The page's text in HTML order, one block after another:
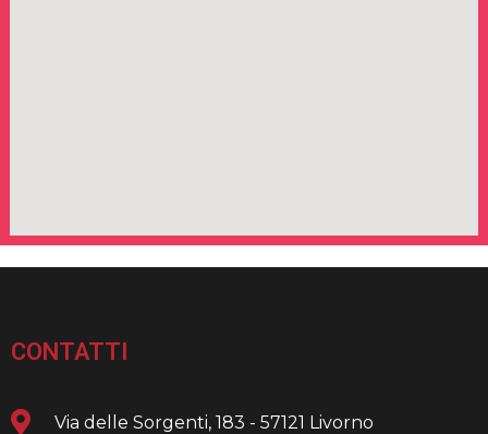
CONTATTI
Via delle Sorgenti, 183 - 57121 Livorno